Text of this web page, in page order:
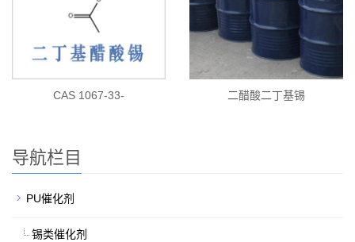
CAS 1067-33- 二醋酸二丁基锡
导航栏目
PU催化剂
锡类催化剂